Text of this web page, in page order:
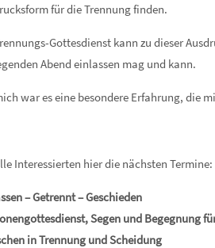
für die Trennung finden.
Gottesdienst kann zu dieser
Abend einlassen mag und kann.
war es eine besondere Erfahrung, die
Interessierten hier die nächsten Termine:
– Getrennt – Geschieden
Segen und Begegnung
in Trennung und Scheidung